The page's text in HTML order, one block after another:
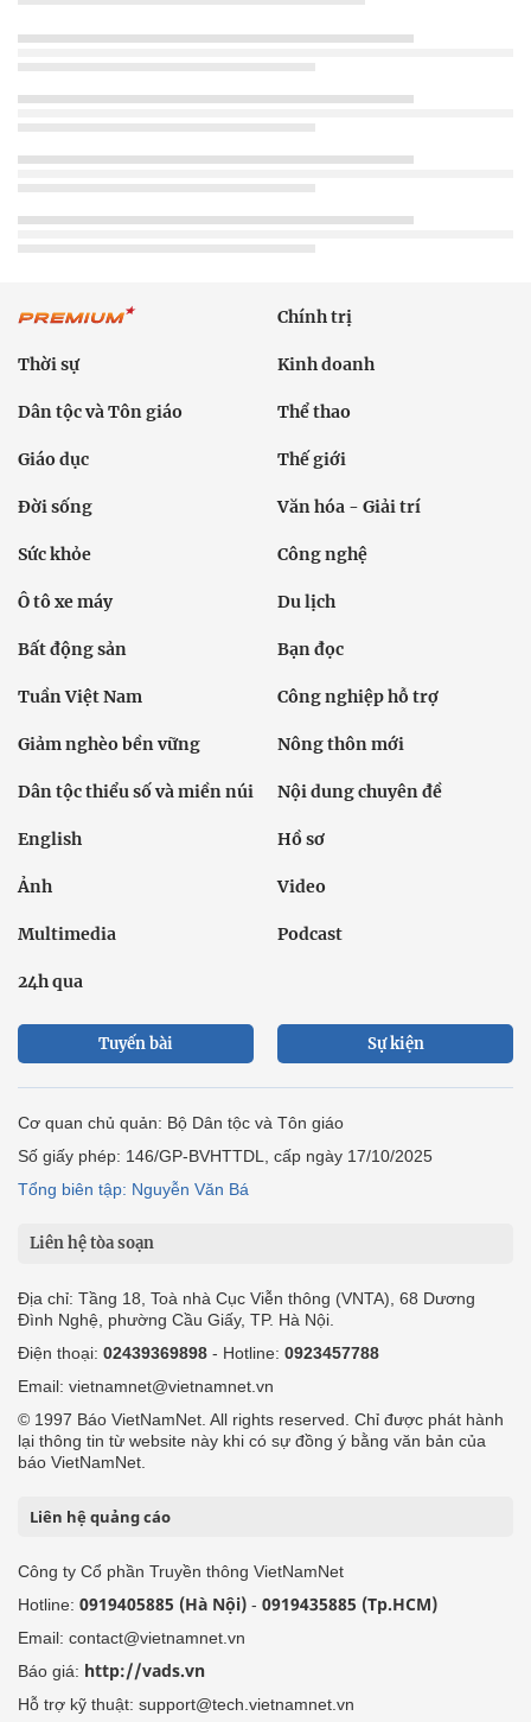
Chính trị
Thời sự Kinh doanh
Dân tộc và Tôn giáo Thể thao
Giáo dục Thế giới
Đời sống Văn hóa - Giải trí
Sức khỏe Công nghệ
Ô tô xe máy Du lịch
Bất động sản Bạn đọc
Tuần Việt Nam Công nghiệp hỗ trợ
Giảm nghèo bền vững Nông thôn mới
Dân tộc thiểu số và miền núi Nội dung chuyên đề
English Hồ sơ
Ảnh Video
Multimedia Podcast
24h qua
Tuyến bài Sự kiện
Cơ quan chủ quản: Bộ Dân tộc và Tôn giáo
Số giấy phép: 146/GP-BVHTTDL, cấp ngày 17/10/2025
Tổng biên tập: Nguyễn Văn Bá
Liên hệ tòa soạn
Địa chỉ: Tầng 18, Toà nhà Cục Viễn thông (VNTA), 68 Dương
Đình Nghệ, phường Cầu Giấy, TP. Hà Nội.
Điện thoại: 02439369898 - Hotline: 0923457788
Email: vietnamnet@vietnamnet.vn
© 1997 Báo VietNamNet. All rights reserved. Chỉ được phát hành
lại thông tin từ website này khi có sự đồng ý bằng văn bản của
báo VietNamNet.
Liên hệ quảng cáo
Công ty Cổ phần Truyền thông VietNamNet
Hotline: 0919405885 (Hà Nội) - 0919435885 (Tp.HCM)
Email: contact@vietnamnet.vn
Báo giá: http://vads.vn
Hỗ trợ kỹ thuật: support@tech.vietnamnet.vn